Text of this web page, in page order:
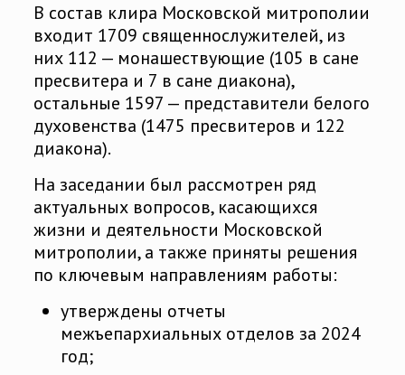
В состав клира Московской митрополии
входит 1709 священнослужителей, из
них 112 — монашествующие (105 в сане
пресвитера и 7 в сане диакона),
остальные 1597 — представители белого
духовенства (1475 пресвитеров и 122
диакона).
На заседании был рассмотрен ряд
актуальных вопросов, касающихся
жизни и деятельности Московской
митрополии, а также приняты решения
по ключевым направлениям работы:
утверждены отчеты
межъепархиальных отделов за 2024
год;